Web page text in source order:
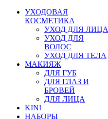
УХОДОВАЯ
КОСМЕТИКА
УХОД ДЛЯ ЛИЦА
УХОД ДЛЯ
ВОЛОС
УХОД ДЛЯ ТЕЛА
МАКИЯЖ
ДЛЯ ГУБ
ДЛЯ ГЛАЗ И
БРОВЕЙ
ДЛЯ ЛИЦА
KINI
НАБОРЫ